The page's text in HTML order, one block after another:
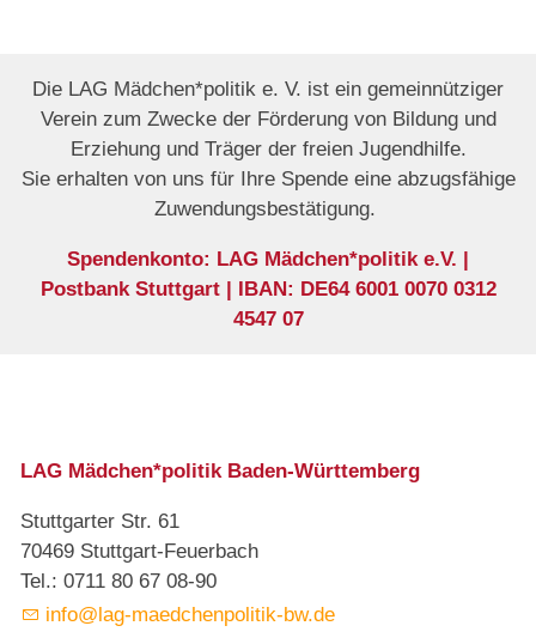
Die LAG Mädchen*politik e. V. ist ein gemeinnütziger
Verein zum Zwecke der Förderung von Bildung und
Erziehung und Träger der freien Jugendhilfe.
Sie erhalten von uns für Ihre Spende eine abzugsfähige
Zuwendungsbestätigung.
Spendenkonto: LAG Mädchen*politik e.V. |
Postbank Stuttgart | IBAN: DE64 6001 0070 0312
4547 07
LAG Mädchen*politik Baden-Württemberg
Stuttgarter Str. 61
70469 Stuttgart-Feuerbach
Tel.: 0711 80 67 08-90
info@lag-maedchenpolitik-bw.de